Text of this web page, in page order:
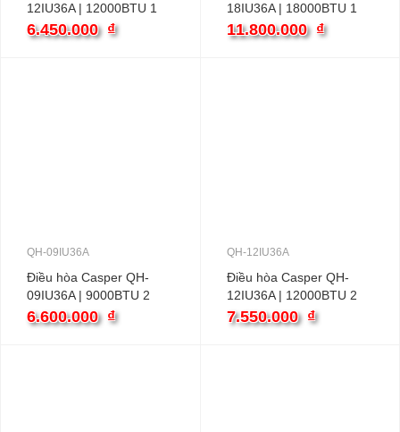
12IU36A | 12000BTU 1
chiều inverter
6.450.000 ₫
18IU36A | 18000BTU 1
chiều inverter
11.800.000 ₫
QH-09IU36A
Điều hòa Casper QH-
09IU36A | 9000BTU 2
chiều inverter
6.600.000 ₫
QH-12IU36A
Điều hòa Casper QH-
12IU36A | 12000BTU 2
chiều inverter
7.550.000 ₫